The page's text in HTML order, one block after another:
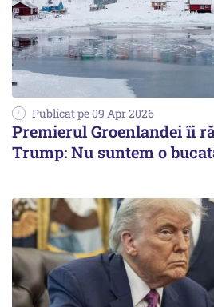
Publicat pe 09 Apr 2026
Premierul Groenlandei îi
Trump: Nu suntem o